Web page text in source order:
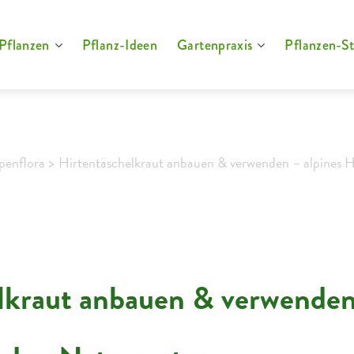
Pflanzen Pflanz-Ideen Gartenpraxis Pflanzen-
> Hirtentäschelkraut anbauen & verwenden – alpines
anbauen &